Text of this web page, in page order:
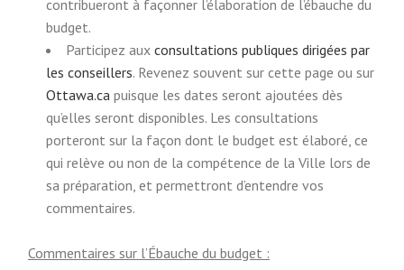
l
n
k
)
l
n
k
)
contribueront à façonner l’élaboration de l’ébauche du
budget.
Participez aux consultations publiques dirigées par
les conseillers
E
x
t
e
l
. Revenez souvent sur cette page ou sur
Ottawa.ca
E
x
t
e
r
a
puisque les dates seront ajoutées dès
qu’elles seront disponibles. Les consultations
porteront sur la façon dont le budget est élaboré, ce
qui relève ou non de la compétence de la Ville lors de
sa préparation, et permettront d’entendre vos
commentaires.
Commentaires sur l’Ébauche du budget :